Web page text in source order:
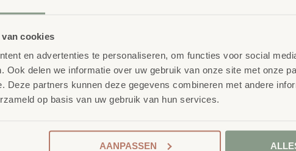
cookies
en advertenties te personaliseren, om functies voor social
Ook delen we informatie over uw gebruik van onze site met onze
Deze partners kunnen deze gegevens combineren met andere
op basis van uw gebruik van hun services.
AANPASSEN